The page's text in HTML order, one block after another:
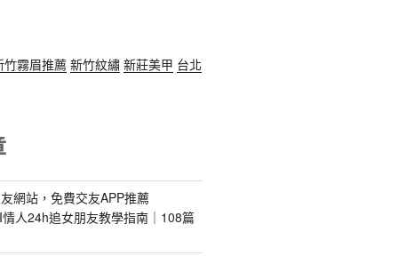
竹霧眉推薦 新竹紋繡 新莊美甲 台北
網站，免費交友APP推薦
人24h追女朋友教學指南｜108篇